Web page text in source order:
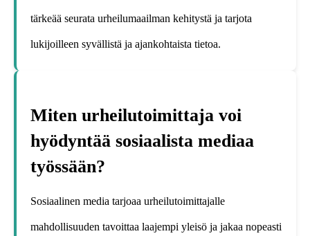
tärkeää seurata urheilumaailman kehitystä ja tarjota
lukijoilleen syvällistä ja ajankohtaista tietoa.
Miten urheilutoimittaja voi
hyödyntää sosiaalista mediaa
työssään?
Sosiaalinen media tarjoaa urheilutoimittajalle
mahdollisuuden tavoittaa laajempi yleisö ja jakaa nopeasti